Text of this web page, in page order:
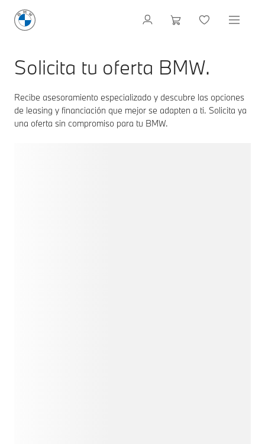
Solicita tu oferta BMW.
Recibe asesoramiento especializado y descubre las opciones
de leasing y financiación que mejor se adapten a ti. Solicita ya
una oferta sin compromiso para tu BMW.